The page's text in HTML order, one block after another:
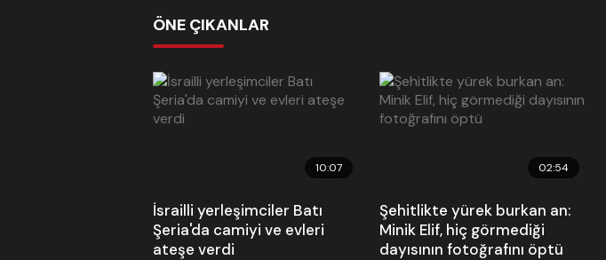
ÖNE ÇIKANLAR
10:07
İsrailli yerleşimciler Batı
Şeria'da camiyi ve evleri
ateşe verdi
02:54
Şehitlikte yürek burkan an:
Minik Elif, hiç görmediği
dayısının fotoğrafını öptü